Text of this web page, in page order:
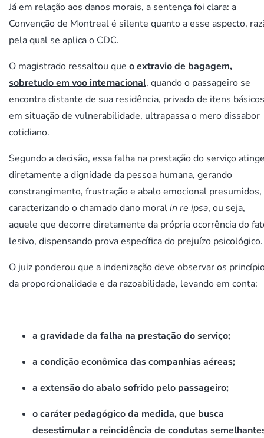
Já em relação aos danos morais, a sentença foi clara: a
Convenção de Montreal é silente quanto a esse aspecto,
pela qual se aplica o CDC.
O magistrado ressaltou que o extravio de bagagem,
sobretudo em voo internacional, quando o passageiro se
encontra distante de sua residência, privado de itens
em situação de vulnerabilidade, ultrapassa o mero dissabor
cotidiano.
Segundo a decisão, essa falha na prestação do serviço
diretamente a dignidade da pessoa humana, gerando
constrangimento, frustração e abalo emocional presumidos,
caracterizando o chamado dano moralin re ipsa, ou seja,
aquele que decorre diretamente da própria ocorrência do
lesivo, dispensando prova específica do prejuízo psicológico.
O juiz ponderou que a indenização deve observar os
da proporcionalidade e da razoabilidade, levando em conta:
a gravidade da falha na prestação do serviço;
a condição econômica das companhias aéreas;
a extensão do abalo sofrido pelo passageiro;
o caráter pedagógico da medida, que busca
desestimular a reincidência de condutas